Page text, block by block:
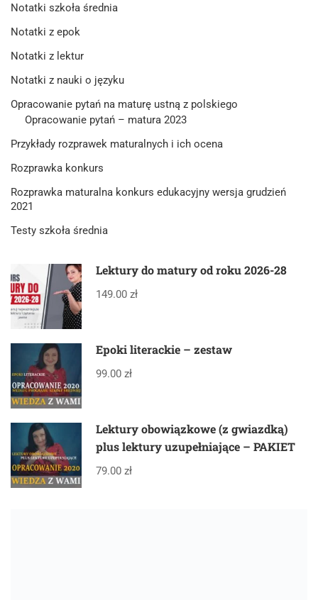
Notatki szkoła średnia
Notatki z epok
Notatki z lektur
Notatki z nauki o języku
Opracowanie pytań na maturę ustną z polskiego
Opracowanie pytań – matura 2023
Przykłady rozprawek maturalnych i ich ocena
Rozprawka konkurs
Rozprawka maturalna konkurs edukacyjny wersja grudzień
2021
Testy szkoła średnia
Lektury do matury od roku 2026-28
149.00 zł
Epoki literackie – zestaw
99.00 zł
Lektury obowiązkowe (z gwiazdką)
plus lektury uzupełniające – PAKIET
79.00 zł